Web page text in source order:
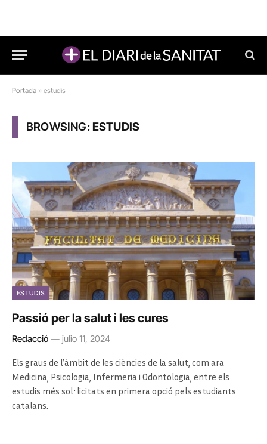
Portada » estudis
BROWSING:ESTUDIS
ESTUDIS
Passió per la salut i les cures
Redacció julio 11, 2024
Els graus de l’àmbit de les ciències de la salut, com ara
Medicina, Psicologia, Infermeria i Odontologia, entre els
estudis més sol·licitats en primera opció pels estudiants
catalans.